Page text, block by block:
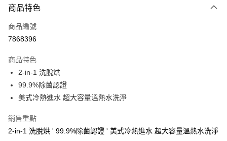
信用卡一次付款
LINE Pay
悠遊付
ATM付款
運送方式
宅配
商品特色
商品編號
7868396
商品特色
2-in-1 洗脫烘
99.9%除菌認證
美式冷熱進水 超大容量溫熱水洗淨
銷售重點
2-in-1 洗脫烘 ' 99.9%除菌認證 ' 美式冷熱進水 超大容量溫熱水洗淨